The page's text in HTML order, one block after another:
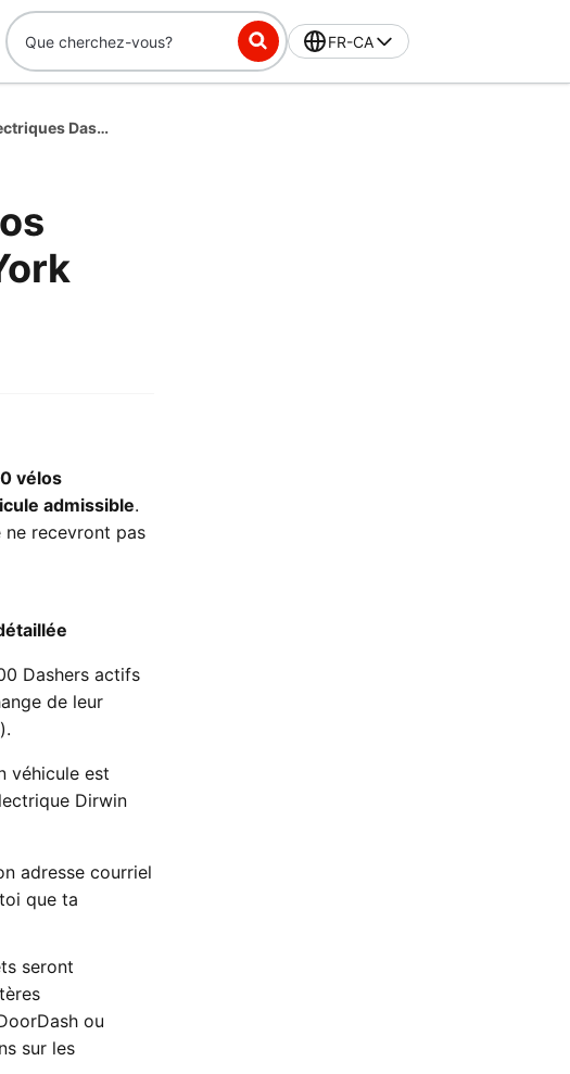
FR-CA
Guide du programme de reprise de vélos électriques Dasher de la ville de New York
vélos
admissible.
recevront pas
Dashers actifs
de leur
véhicule est
Dirwin
adresse courriel
que ta
seront
ou
sur les